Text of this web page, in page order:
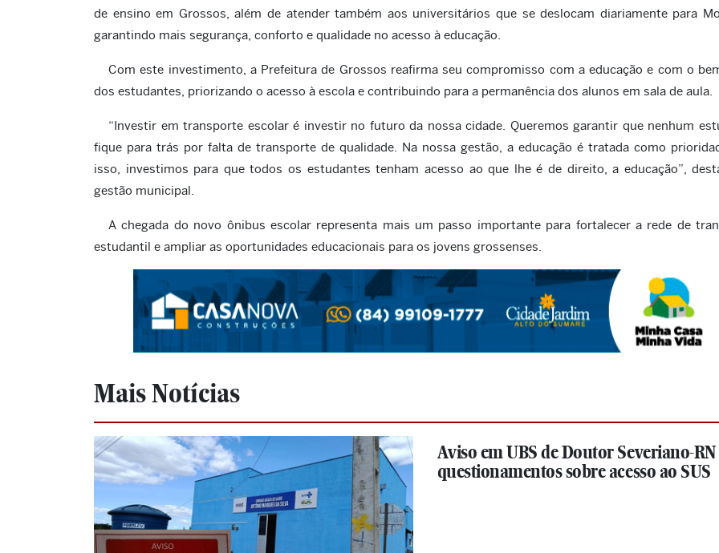
de ensino em Grossos, além de atender também aos universitários que se deslocam diariamente para
garantindo mais segurança, conforto e qualidade no acesso à educação.
Com este investimento, a Prefeitura de Grossos reafirma seu compromisso com a educação e com o
dos estudantes, priorizando o acesso à escola e contribuindo para a permanência dos alunos em sala de aula.
“Investir em transporte escolar é investir no futuro da nossa cidade. Queremos garantir que nenhum
fique para trás por falta de transporte de qualidade. Na nossa gestão, a educação é tratada como
isso, investimos para que todos os estudantes tenham acesso ao que lhe é de direito, a educação”,
gestão municipal.
A chegada do novo ônibus escolar representa mais um passo importante para fortalecer a rede de
estudantil e ampliar as oportunidades educacionais para os jovens grossenses.
Mais Notícias
Aviso em UBS de Doutor Severiano-
questionamentos sobre acesso ao SUS